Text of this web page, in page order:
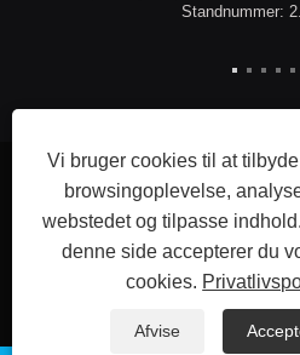
Standnummer:
Copyright © 2023 Fujian Taian
lamineringsfilm, lamineret stålfilm,
rettigheder
Sitemap RSS
Vi bruger cookies til at
browsingoplevelse,
webstedet og tilpasse
denne side accepterer du
cookies.
Afvise